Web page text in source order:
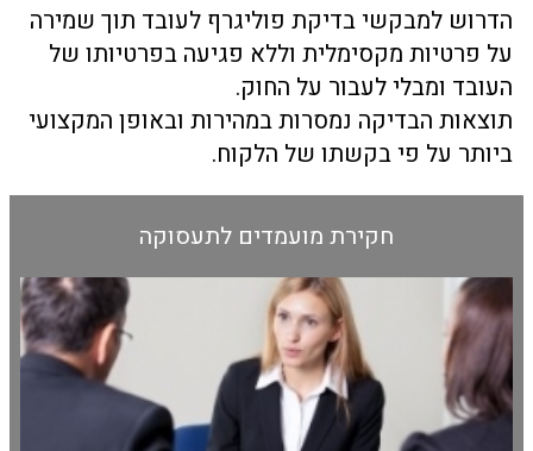
הדרוש למבקשי בדיקת פוליגרף לעובד תוך שמירה
על פרטיות מקסימלית וללא פגיעה בפרטיותו של
העובד ומבלי לעבור על החוק.
תוצאות הבדיקה נמסרות במהירות ובאופן המקצועי
ביותר על פי בקשתו של הלקוח.
חקירת מועמדים לתעסוקה